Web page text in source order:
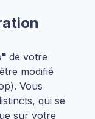
de votre
modifié
Vous
qui se
sur votre